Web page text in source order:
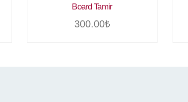
Board Tamir
300.00₺